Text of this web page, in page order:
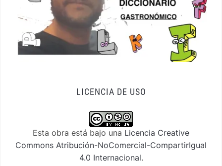
LICENCIA DE USO
Esta obra está bajo una Licencia Creative
Commons Atribución-NoComercial-CompartirIgual
4.0 Internacional.